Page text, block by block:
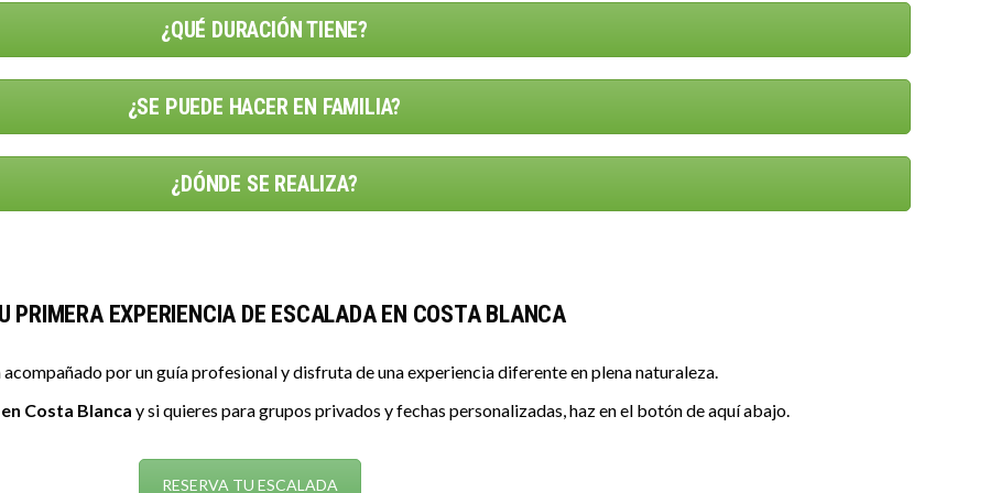
¿QUÉ DURACIÓN TIENE?
¿SE PUEDE HACER EN FAMILIA?
¿DÓNDE SE REALIZA?
PRIMERA EXPERIENCIA DE ESCALADA EN COSTA BLANCA
por un guía profesional y disfruta de una experiencia diferente en plena naturaleza.
Costa Blanca y si quieres para grupos privados y fechas personalizadas, haz en el botón de aquí abajo.
RESERVA TU ESCALADA